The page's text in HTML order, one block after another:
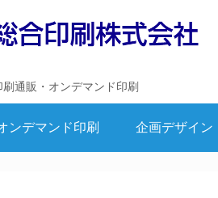
刷通販・オンデマンド印刷
ンデマンド印刷 企画デザイン